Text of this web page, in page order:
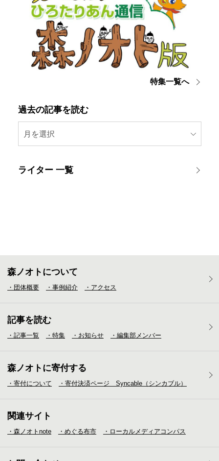
特集一覧へ
過去の記事を読む
月を選択
ライター 一覧
森ノオトについて
・団体概要 ・事例紹介 ・アクセス
記事を読む
・記事一覧 ・特集 ・お知らせ ・編集部メンバー
森ノオトに寄付する
・寄付について ・寄付決済ページ Syncable（シンカブル）
関連サイト
・森ノオトnote ・めぐる布市 ・ローカルメディア コンパス